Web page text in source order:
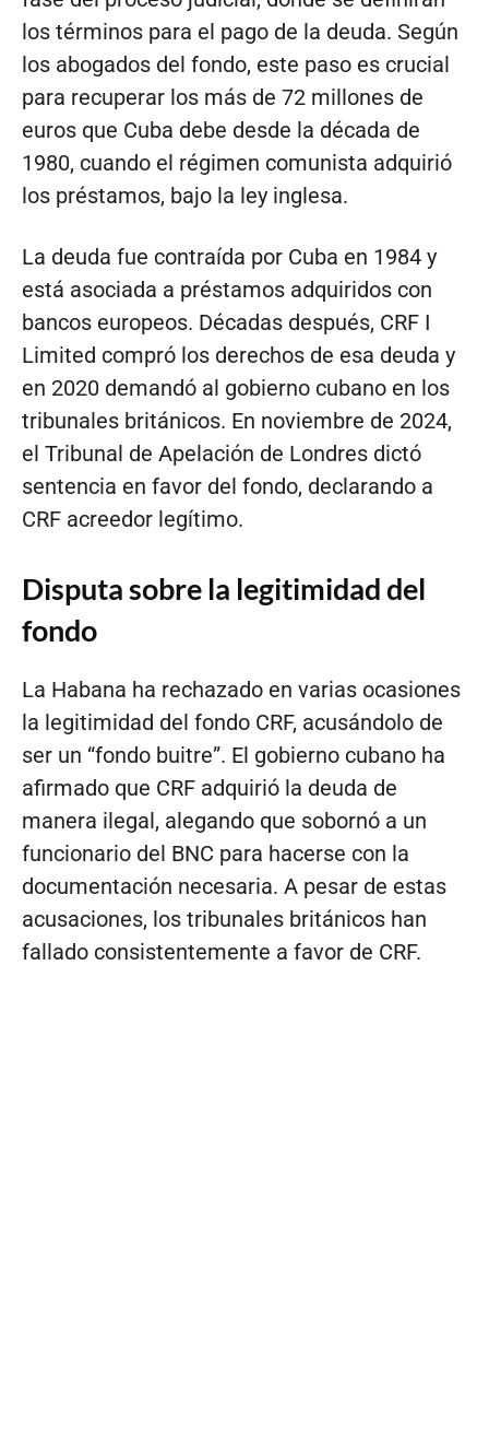
los términos para el pago de la deuda. Según
los abogados del fondo, este paso es crucial
para recuperar los más de 72 millones de
euros que Cuba debe desde la década de
1980, cuando el régimen comunista adquirió
los préstamos, bajo la ley inglesa.
La deuda fue contraída por Cuba en 1984 y
está asociada a préstamos adquiridos con
bancos europeos. Décadas después, CRF I
Limited compró los derechos de esa deuda y
en 2020 demandó al gobierno cubano en los
tribunales británicos. En noviembre de 2024,
el Tribunal de Apelación de Londres dictó
sentencia en favor del fondo, declarando a
CRF acreedor legítimo.
Disputa sobre la legitimidad del
fondo
La Habana ha rechazado en varias ocasiones
la legitimidad del fondo CRF, acusándolo de
ser un “fondo buitre”. El gobierno cubano ha
afirmado que CRF adquirió la deuda de
manera ilegal, alegando que sobornó a un
funcionario del BNC para hacerse con la
documentación necesaria. A pesar de estas
acusaciones, los tribunales británicos han
fallado consistentemente a favor de CRF.